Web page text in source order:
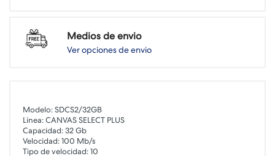
Medios de envio
Ver opciones de envio
Modelo: SDCS2/32GB
Linea: CANVAS SELECT PLUS
Capacidad: 32 Gb
Velocidad: 100 Mb/s
Tipo de velocidad: 10